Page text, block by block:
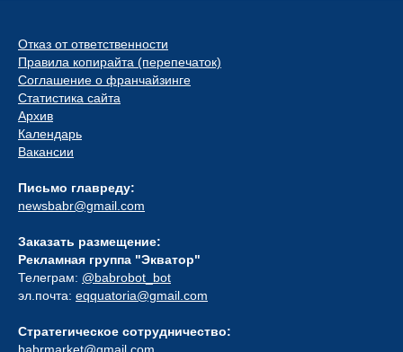
Отказ от ответственности
Правила копирайта (перепечаток)
Соглашение о франчайзинге
Статистика сайта
Архив
Календарь
Вакансии
Письмо главреду:
newsbabr@gmail.com
Заказать размещение:
Рекламная группа "Экватор"
Телеграм: @babrobot_bot
эл.почта: eqquatoria@gmail.com
Стратегическое сотрудничество: